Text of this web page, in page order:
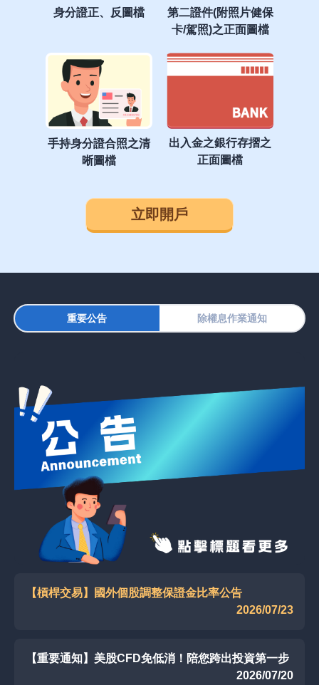
身分證正、反圖檔
第二證件(附照片健保
卡/駕照)之正面圖檔
手持身分證合照之清
晰圖檔
出入金之銀行存摺之
正面圖檔
立即開戶
【槓桿交易】國外個股調整保證金比率公告
2026/07/23
【重要通知】美股CFD免低消！陪您跨出投資第一步
2026/07/20
重要公告 除權息作業通知